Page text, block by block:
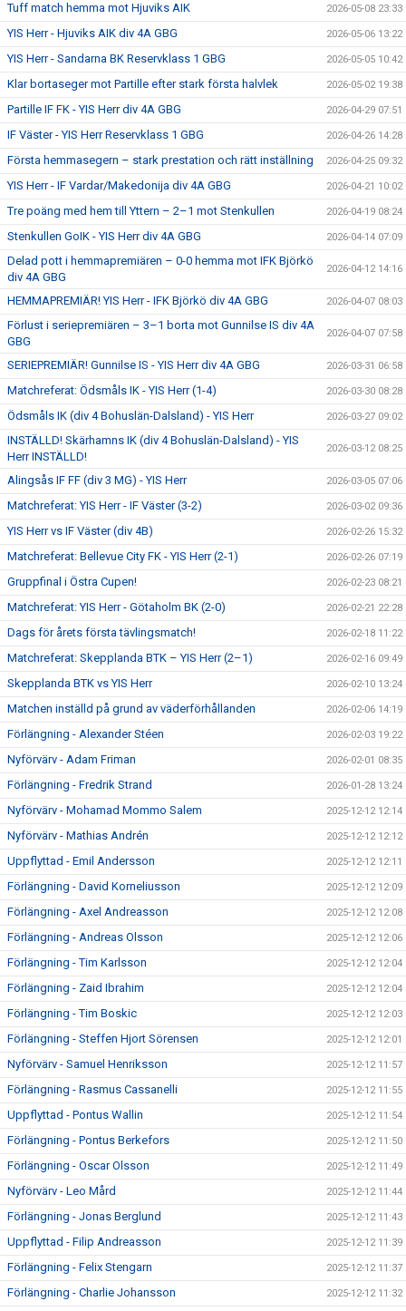
Tuff match hemma mot Hjuviks AIK 2026-05-08 23:33
YIS Herr - Hjuviks AIK div 4A GBG 2026-05-06 13:22
YIS Herr - Sandarna BK Reservklass 1 GBG 2026-05-05 10:42
Klar bortaseger mot Partille efter stark första halvlek 2026-05-02 19:38
Partille IF FK - YIS Herr div 4A GBG 2026-04-29 07:51
IF Väster - YIS Herr Reservklass 1 GBG 2026-04-26 14:28
Första hemmasegern – stark prestation och rätt inställning 2026-04-25 09:32
YIS Herr - IF Vardar/Makedonija div 4A GBG 2026-04-21 10:02
Tre poäng med hem till Yttern – 2–1 mot Stenkullen 2026-04-19 08:24
Stenkullen GoIK - YIS Herr div 4A GBG 2026-04-14 07:09
Delad pott i hemmapremiären – 0-0 hemma mot IFK Björkö
div 4A GBG
2026-04-12 14:16
HEMMAPREMIÄR! YIS Herr - IFK Björkö div 4A GBG 2026-04-07 08:03
Förlust i seriepremiären – 3–1 borta mot Gunnilse IS div 4A
GBG
2026-04-07 07:58
SERIEPREMIÄR! Gunnilse IS - YIS Herr div 4A GBG 2026-03-31 06:58
Matchreferat: Ödsmåls IK - YIS Herr (1-4) 2026-03-30 08:28
Ödsmåls IK (div 4 Bohuslän-Dalsland) - YIS Herr 2026-03-27 09:02
INSTÄLLD! Skärhamns IK (div 4 Bohuslän-Dalsland) - YIS
Herr INSTÄLLD!
2026-03-12 08:25
Alingsås IF FF (div 3 MG) - YIS Herr 2026-03-05 07:06
Matchreferat: YIS Herr - IF Väster (3-2) 2026-03-02 09:36
YIS Herr vs IF Väster (div 4B) 2026-02-26 15:32
Matchreferat: Bellevue City FK - YIS Herr (2-1) 2026-02-26 07:19
Gruppfinal i Östra Cupen! 2026-02-23 08:21
Matchreferat: YIS Herr - Götaholm BK (2-0) 2026-02-21 22:28
Dags för årets första tävlingsmatch! 2026-02-18 11:22
Matchreferat: Skepplanda BTK – YIS Herr (2–1) 2026-02-16 09:49
Skepplanda BTK vs YIS Herr 2026-02-10 13:24
Matchen inställd på grund av väderförhållanden 2026-02-06 14:19
Förlängning - Alexander Stéen 2026-02-03 19:22
Nyförvärv - Adam Friman 2026-02-01 08:35
Förlängning - Fredrik Strand 2026-01-28 13:24
Nyförvärv - Mohamad Mommo Salem 2025-12-12 12:14
Nyförvärv - Mathias Andrén 2025-12-12 12:12
Uppflyttad - Emil Andersson 2025-12-12 12:11
Förlängning - David Korneliusson 2025-12-12 12:09
Förlängning - Axel Andreasson 2025-12-12 12:08
Förlängning - Andreas Olsson 2025-12-12 12:06
Förlängning - Tim Karlsson 2025-12-12 12:04
Förlängning - Zaid Ibrahim 2025-12-12 12:04
Förlängning - Tim Boskic 2025-12-12 12:03
Förlängning - Steffen Hjort Sörensen 2025-12-12 12:01
Nyförvärv - Samuel Henriksson 2025-12-12 11:57
Förlängning - Rasmus Cassanelli 2025-12-12 11:55
Uppflyttad - Pontus Wallin 2025-12-12 11:54
Förlängning - Pontus Berkefors 2025-12-12 11:50
Förlängning - Oscar Olsson 2025-12-12 11:49
Nyförvärv - Leo Mård 2025-12-12 11:44
Förlängning - Jonas Berglund 2025-12-12 11:43
Uppflyttad - Filip Andreasson 2025-12-12 11:39
Förlängning - Felix Stengarn 2025-12-12 11:37
Förlängning - Charlie Johansson 2025-12-12 11:32